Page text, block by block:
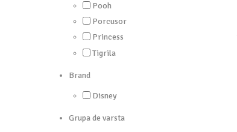
Pooh
Porcusor
Princess
Tigrila
Brand
Disney
Grupa de varsta